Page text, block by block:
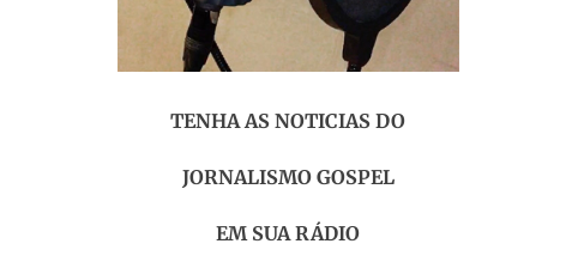
TENHA AS NOTICIAS DO
JORNALISMO GOSPEL
EM SUA RÁDIO